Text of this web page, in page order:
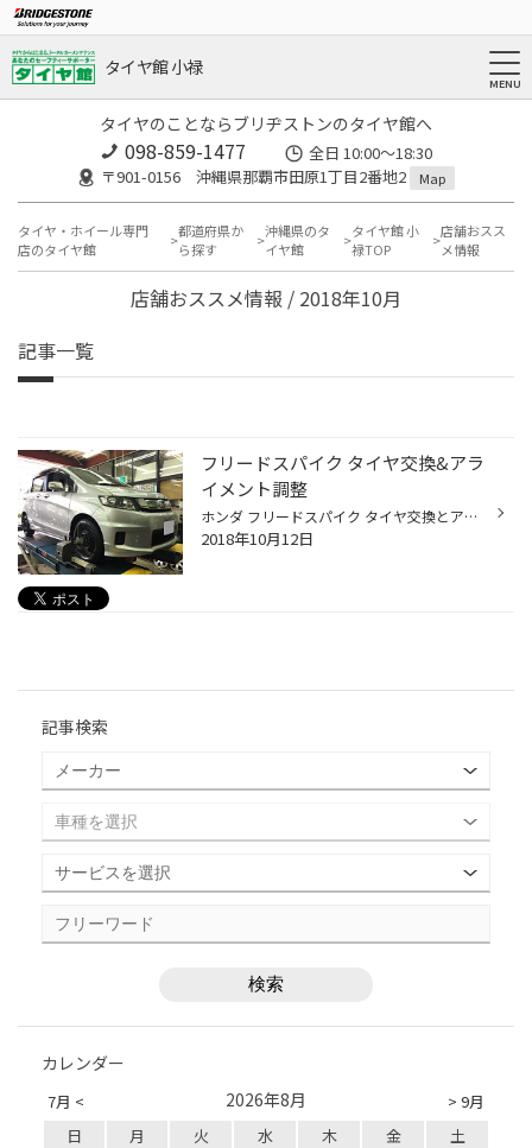
タイヤ館 小禄
タイヤのことならブリヂストンのタイヤ館へ
098-859-1477
全日 10:00～18:30
〒901-0156 沖縄県那覇市田原1丁目2番地2
Map
タイヤ・ホイール専門
店のタイヤ館
都道府県か
ら探す
沖縄県のタ
イヤ館
タイヤ館 小
禄TOP
店舗おスス
メ情報
店舗おススメ情報 / 2018年10月
記事一覧
フリードスパイク タイヤ交換&アラ
イメント調整
ホンダ フリードスパイク タイヤ交換とアライメント調整の為入庫です(´∀｀)✨ タイヤ交換の依頼で最初来店して頂いたのですが、タイヤの状況を確認するとタイヤが片減りしててアライメントの話をさせて頂きましたところ作業となりました！ありがとうございますm(_ _)m タイヤはブリヂストンの"疲れ...
2018年10月12日
記事検索
カレンダー
7月 < > 9月
2026年8月
日 月 火 水 木 金
土